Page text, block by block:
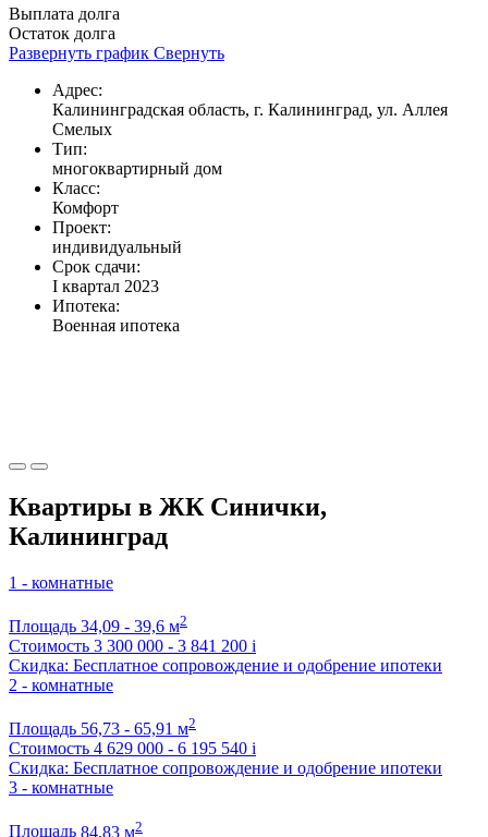
Выплата долга
Остаток долга
Развернуть график Свернуть
Адрес:
Калининградская область, г. Калининград, ул. Аллея
Смелых
Тип:
многоквартирный дом
Класс:
Комфорт
Проект:
индивидуальный
Срок сдачи:
I квартал 2023
Ипотека:
Военная ипотека
Квартиры в ЖК Синички,
Калининград
1 - комнатные
Площадь 34,09 - 39,6 м2
Стоимость 3 300 000 - 3 841 200 i
Скидка: Бесплатное сопровождение и одобрение ипотеки
2 - комнатные
Площадь 56,73 - 65,91 м2
Стоимость 4 629 000 - 6 195 540 i
Скидка: Бесплатное сопровождение и одобрение ипотеки
3 - комнатные
Площадь 84,83 м2